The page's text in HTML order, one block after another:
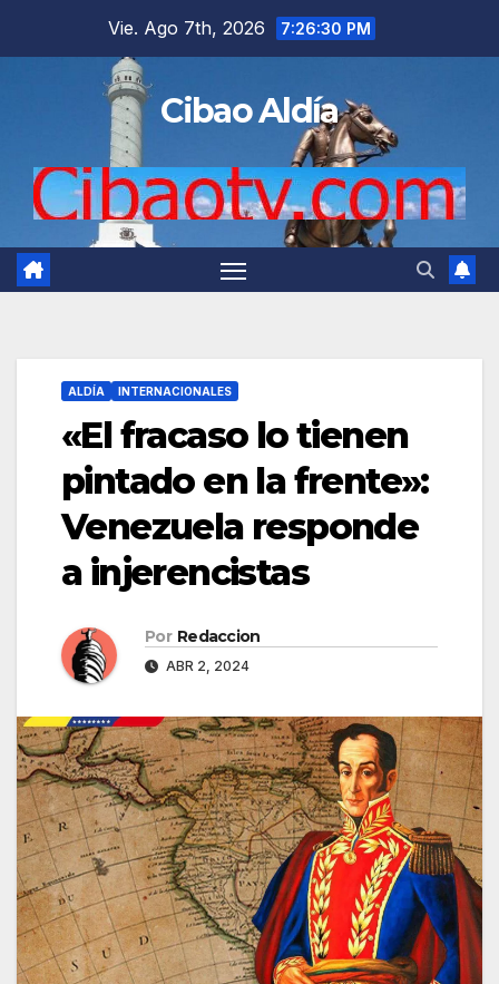
Vie. Ago 7th, 2026 7:26:31 PM
Cibao Aldía
ALDÍA INTERNACIONALES
«El fracaso lo tienen
pintado en la frente»:
Venezuela responde
a injerencistas
Por Redaccion
ABR 2, 2024